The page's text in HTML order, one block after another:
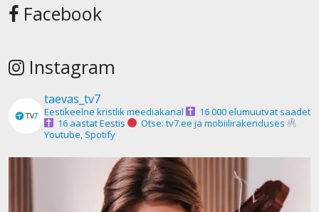
Facebook
Instagram
taevas_tv7
Eestikeelne kristlik meediakanal
16 000 elumuutvat saadet
16 aastat Eestis
Otse: tv7.ee ja mobiilirakenduses
Youtube, Spotify